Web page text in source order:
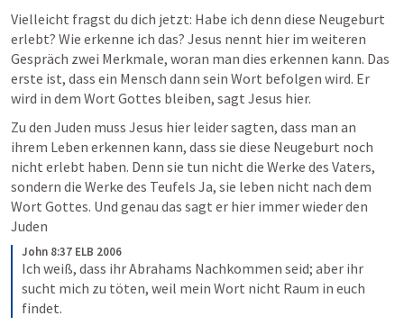
Vielleicht fragst du dich jetzt: Habe ich denn diese Neugeburt
erlebt? Wie erkenne ich das? Jesus nennt hier im weiteren
Gespräch zwei Merkmale, woran man dies erkennen kann. Das
erste ist, dass ein Mensch dann sein Wort befolgen wird. Er
wird in dem Wort Gottes bleiben, sagt Jesus hier.
Zu den Juden muss Jesus hier leider sagten, dass man an
ihrem Leben erkennen kann, dass sie diese Neugeburt noch
nicht erlebt haben. Denn sie tun nicht die Werke des Vaters,
sondern die Werke des Teufels Ja, sie leben nicht nach dem
Wort Gottes. Und genau das sagt er hier immer wieder den
Juden
John 8:37 ELB 2006
Ich weiß, dass ihr Abrahams Nachkommen seid; aber ihr
sucht mich zu töten, weil mein Wort nicht Raum in euch
findet.